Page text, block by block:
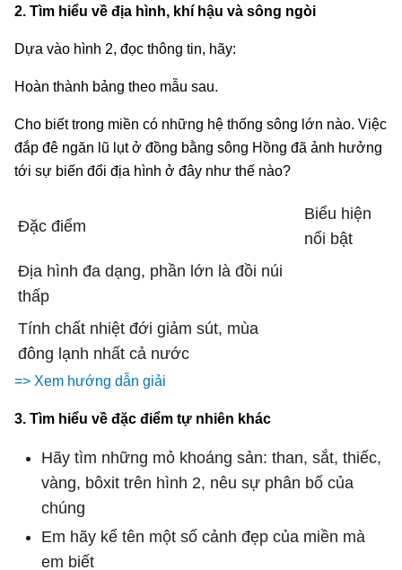
2. Tìm hiểu về địa hình, khí hậu và sông ngòi
Dựa vào hình 2, đọc thông tin, hãy:
Hoàn thành bảng theo mẫu sau.
Cho biết trong miền có những hệ thống sông lớn nào. Việc
đắp đê ngăn lũ lụt ở đồng bằng sông Hồng đã ảnh hưởng
tới sự biến đổi địa hình ở đây như thế nào?
Đặc điểm
Biểu hiện
nổi bật
Địa hình đa dạng, phần lớn là đồi núi
thấp
Tính chất nhiệt đới giảm sút, mùa
đông lạnh nhất cả nước
=> Xem hướng dẫn giải
3. Tìm hiểu về đặc điểm tự nhiên khác
Hãy tìm những mỏ khoáng sản: than, sắt, thiếc,
vàng, bôxit trên hình 2, nêu sự phân bố của
chúng
Em hãy kể tên một số cảnh đẹp của miền mà
em biết